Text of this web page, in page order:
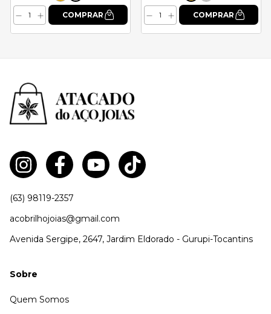
(63) 98119-2357
acobrilhojoias@gmail.com
Avenida Sergipe, 2647, Jardim Eldorado - Gurupi-Tocantins
Sobre
Quem Somos